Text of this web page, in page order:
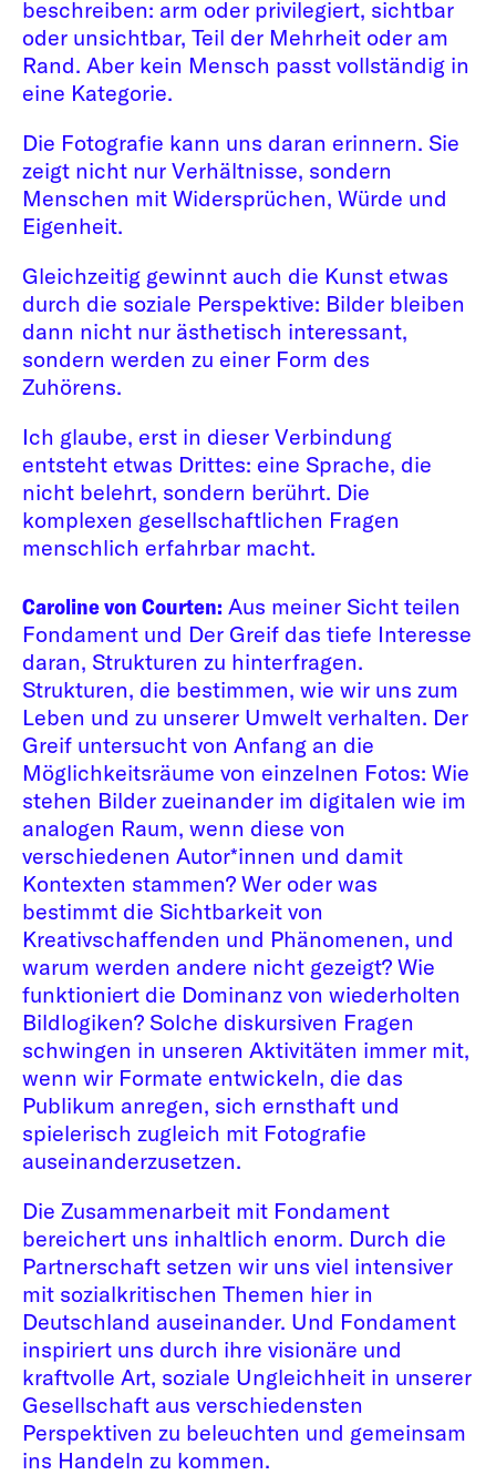
beschreiben: arm oder privilegiert, sichtbar
oder unsichtbar, Teil der Mehrheit oder am
Rand. Aber kein Mensch passt vollständig in
eine Kategorie.
Die Fotografie kann uns daran erinnern. Sie
zeigt nicht nur Verhältnisse, sondern
Menschen mit Widersprüchen, Würde und
Eigenheit.
Gleichzeitig gewinnt auch die Kunst etwas
durch die soziale Perspektive: Bilder bleiben
dann nicht nur ästhetisch interessant,
sondern werden zu einer Form des
Zuhörens.
Ich glaube, erst in dieser Verbindung
entsteht etwas Drittes: eine Sprache, die
nicht belehrt, sondern berührt. Die
komplexen gesellschaftlichen Fragen
menschlich erfahrbar macht.
Caroline von Courten: Aus meiner Sicht teilen
Fondament und Der Greif das tiefe Interesse
daran, Strukturen zu hinterfragen.
Strukturen, die bestimmen, wie wir uns zum
Leben und zu unserer Umwelt verhalten. Der
Greif untersucht von Anfang an die
Möglichkeitsräume von einzelnen Fotos: Wie
stehen Bilder zueinander im digitalen wie im
analogen Raum, wenn diese von
verschiedenen Autor*innen und damit
Kontexten stammen? Wer oder was
bestimmt die Sichtbarkeit von
Kreativschaffenden und Phänomenen, und
warum werden andere nicht gezeigt? Wie
funktioniert die Dominanz von wiederholten
Bildlogiken? Solche diskursiven Fragen
schwingen in unseren Aktivitäten immer mit,
wenn wir Formate entwickeln, die das
Publikum anregen, sich ernsthaft und
spielerisch zugleich mit Fotografie
auseinanderzusetzen.
Die Zusammenarbeit mit Fondament
bereichert uns inhaltlich enorm. Durch die
Partnerschaft setzen wir uns viel intensiver
mit sozialkritischen Themen hier in
Deutschland auseinander. Und Fondament
inspiriert uns durch ihre visionäre und
kraftvolle Art, soziale Ungleichheit in unserer
Gesellschaft aus verschiedensten
Perspektiven zu beleuchten und gemeinsam
ins Handeln zu kommen.